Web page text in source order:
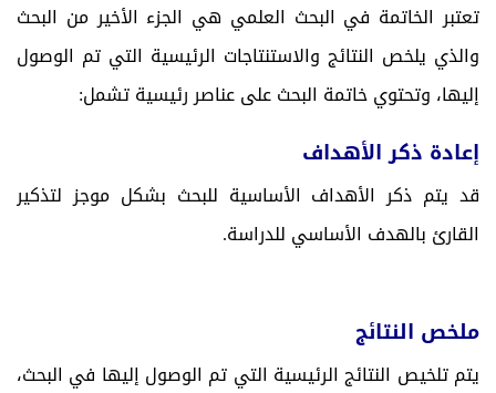
تعتبر الخاتمة في البحث العلمي هي الجزء الأخير من البحث
والذي يلخص النتائج والاستنتاجات الرئيسية التي تم الوصول
إليها، وتحتوي خاتمة البحث على عناصر رئيسية تشمل:
إعادة ذكر الأهداف
قد يتم ذكر الأهداف الأساسية للبحث بشكل موجز لتذكير
القارئ بالهدف الأساسي للدراسة.
ملخص النتائج
يتم تلخيص النتائج الرئيسية التي تم الوصول إليها في البحث،